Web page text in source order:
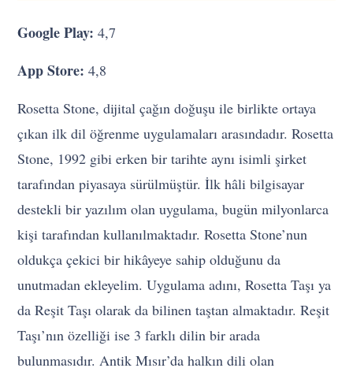
Google Play: 4,7
App Store: 4,8
Rosetta Stone, dijital çağın doğuşu ile birlikte ortaya
çıkan ilk dil öğrenme uygulamaları arasındadır. Rosetta
Stone, 1992 gibi erken bir tarihte aynı isimli şirket
tarafından piyasaya sürülmüştür. İlk hâli bilgisayar
destekli bir yazılım olan uygulama, bugün milyonlarca
kişi tarafından kullanılmaktadır. Rosetta Stone’nun
oldukça çekici bir hikâyeye sahip olduğunu da
unutmadan ekleyelim. Uygulama adını, Rosetta Taşı ya
da Reşit Taşı olarak da bilinen taştan almaktadır. Reşit
Taşı’nın özelliği ise 3 farklı dilin bir arada
bulunmasıdır. Antik Mısır’da halkın dili olan